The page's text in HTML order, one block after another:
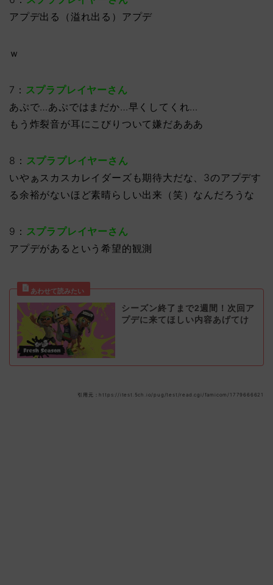
アプデ出る（溢れ出る）アプデ
ｗ
7： スプラプレイヤーさん
あぷで…あぷではまだか…早くしてくれ…
もう炸裂音が耳にこびりついて嫌だあああ
8： スプラプレイヤーさん
いやぁスカスカレイダーズも期待大だな、3のアプデす
る余裕がないほど素晴らしい出来（笑）なんだろうな
9： スプラプレイヤーさん
アプデがあるという希望的観測
シーズン終了まで2週間！次回ア
プデに来てほしい内容あげてけ
引用元：https://itest.5ch.io/pug/test/read.cgi/famicom/1779666621